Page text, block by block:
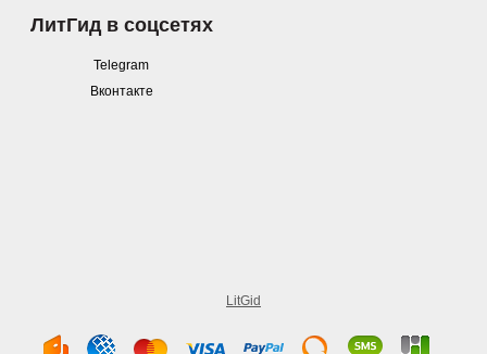
ЛитГид в соцсетях
Telegram
Вконтакте
LitGid